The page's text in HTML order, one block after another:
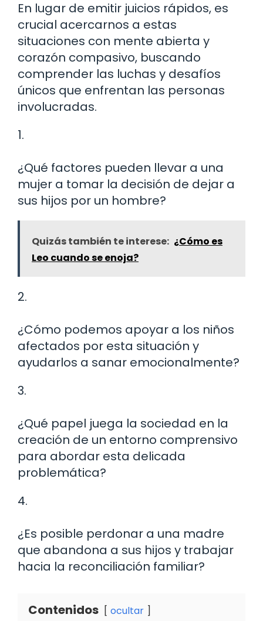
En lugar de emitir juicios rápidos, es
crucial acercarnos a estas
situaciones con mente abierta y
corazón compasivo, buscando
comprender las luchas y desafíos
únicos que enfrentan las personas
involucradas.
1.
¿Qué factores pueden llevar a una
mujer a tomar la decisión de dejar a
sus hijos por un hombre?
Quizás también te interese: ¿Cómo es
Leo cuando se enoja?
2.
¿Cómo podemos apoyar a los niños
afectados por esta situación y
ayudarlos a sanar emocionalmente?
3.
¿Qué papel juega la sociedad en la
creación de un entorno comprensivo
para abordar esta delicada
problemática?
4.
¿Es posible perdonar a una madre
que abandona a sus hijos y trabajar
hacia la reconciliación familiar?
Contenidos ocultar